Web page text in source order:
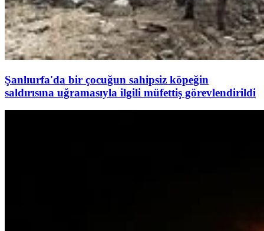
Şanlıurfa'da bir çocuğun sahipsiz köpeğin
saldırısına uğramasıyla ilgili müfettiş görevlendirildi